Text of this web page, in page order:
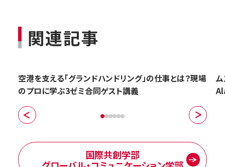
関連記事
空港を支える「グランドハンドリング」の仕事とは？現場
のプロに学ぶ3ゼミ合同ゲスト講義
国際共創学部